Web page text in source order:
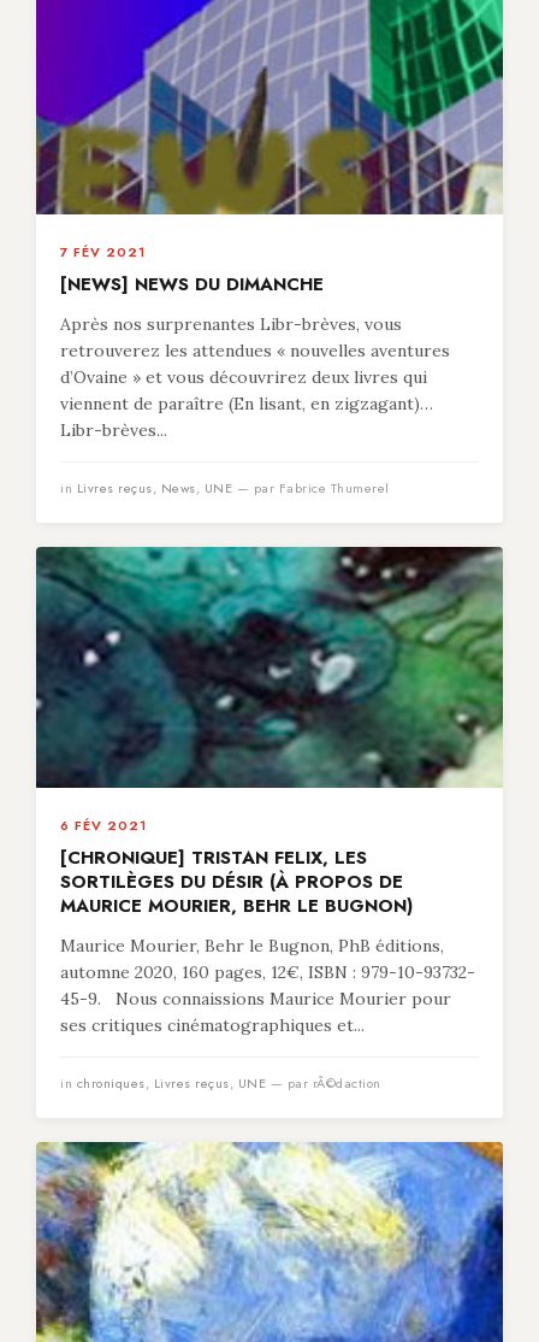
7 FÉV 2021
[NEWS] NEWS DU DIMANCHE
Après nos surprenantes Libr-brèves, vous
retrouverez les attendues « nouvelles aventures
d’Ovaine » et vous découvrirez deux livres qui
viennent de paraître (En lisant, en zigzagant)…
Libr-brèves...
in Livres reçus, News, UNE — par Fabrice Thumerel
6 FÉV 2021
[CHRONIQUE] TRISTAN FELIX, LES
SORTILÈGES DU DÉSIR (À PROPOS DE
MAURICE MOURIER, BEHR LE BUGNON)
Maurice Mourier, Behr le Bugnon, PhB éditions,
automne 2020, 160 pages, 12€, ISBN : 979-10-93732-
45-9. Nous connaissions Maurice Mourier pour
ses critiques cinématographiques et...
in chroniques, Livres reçus, UNE — par rÃ©daction